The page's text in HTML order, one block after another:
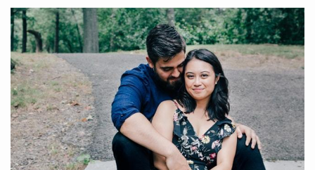
#結婚相談所 #結婚適齢期 #続かない #良縁 #苦痛
#話すこと #話すことない #話題 #誉め言葉 #負け組
#費用 #趣味 #距離の縮め方 #辞める #辞める理由
#進みたい #電話 #電話デート #高い #高い理由 #高額